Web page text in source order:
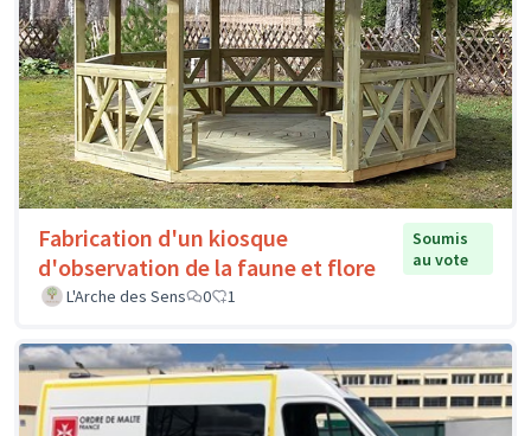
Fabrication d'un kiosque
d'observation de la faune et flore
Soumis
au vote
L'Arche des Sens
0 1